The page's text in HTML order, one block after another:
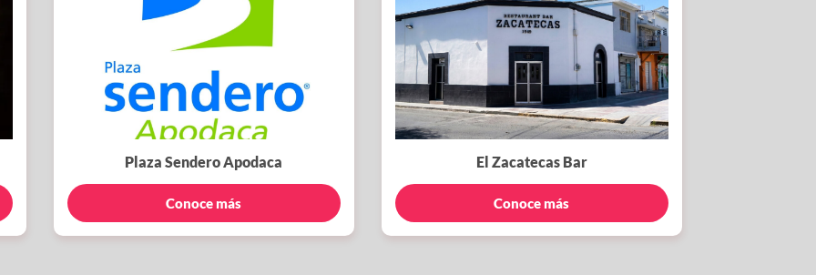
Plaza Sendero Apodaca
Conoce más
El Zacatecas Bar
Conoce más